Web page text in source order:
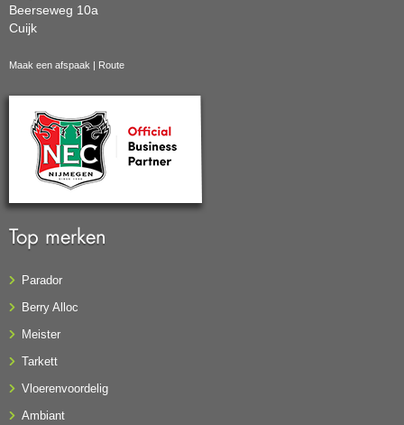
Beerseweg 10a
Cuijk
Maak een afspaak | Route
Top merken
Parador
Berry Alloc
Meister
Tarkett
Vloerenvoordelig
Ambiant